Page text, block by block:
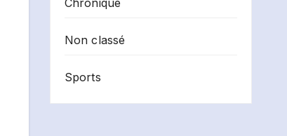
Chronique
Non classé
Sports